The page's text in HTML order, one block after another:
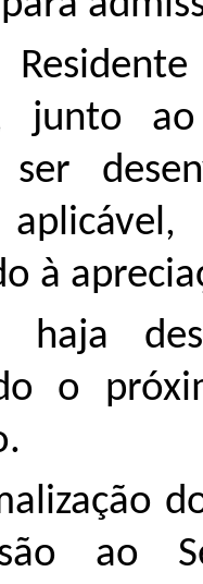
junto
ser
à
haja
o
ao